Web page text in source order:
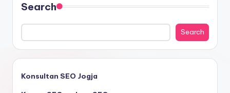
Search
Search
Konsultan SEO Jogja